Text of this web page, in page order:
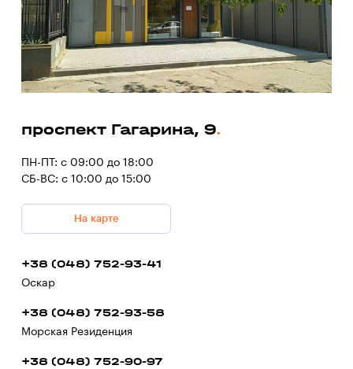
проспект Гагарина, 9
ПН-ПТ: с 09:00 до 18:00
СБ-ВС: с 10:00 до 15:00
На карте
+38 (048) 752-93-41
Оскар
+38 (048) 752-93-58
Морская Резиденция
+38 (048) 752-90-97